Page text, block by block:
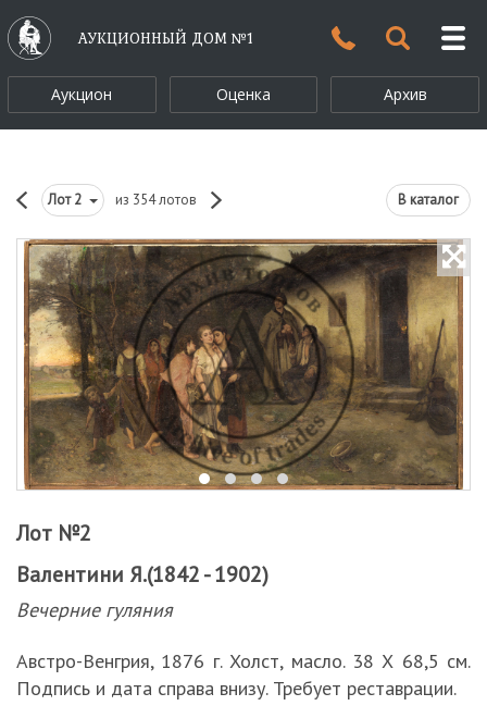
АУКЦИОННЫЙ ДОМ №1
Аукцион Оценка Архив
Лот2 из 354 лотов В каталог
Лот №2
Валентини Я.(1842 - 1902)
Вечерние гуляния
Австро-Венгрия, 1876 г. Холст, масло. 38 Х 68,5 см.
Подпись и дата справа внизу. Требует реставрации.